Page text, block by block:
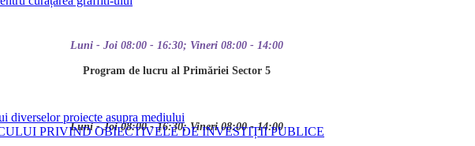
Luni - Joi 08:00 - 16:30; Vineri 08:00 - 14:00
Program de lucru al Primăriei Sector 5
Luni - Joi 08:00 - 16:30; Vineri 08:00 - 14:00
diverselor proiecte asupra mediului
PRIVIND OBIECTIVELE DE INVESTIȚII PUBLICE